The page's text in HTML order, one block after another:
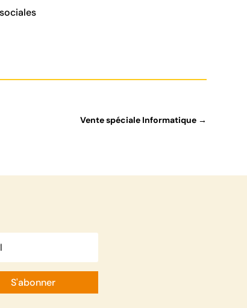
Vente spéciale Informatique→
S'abonner